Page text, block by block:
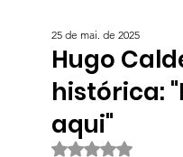
Hugo
histórica:
aqui"
25 de mai. de 2025
Avaliado com